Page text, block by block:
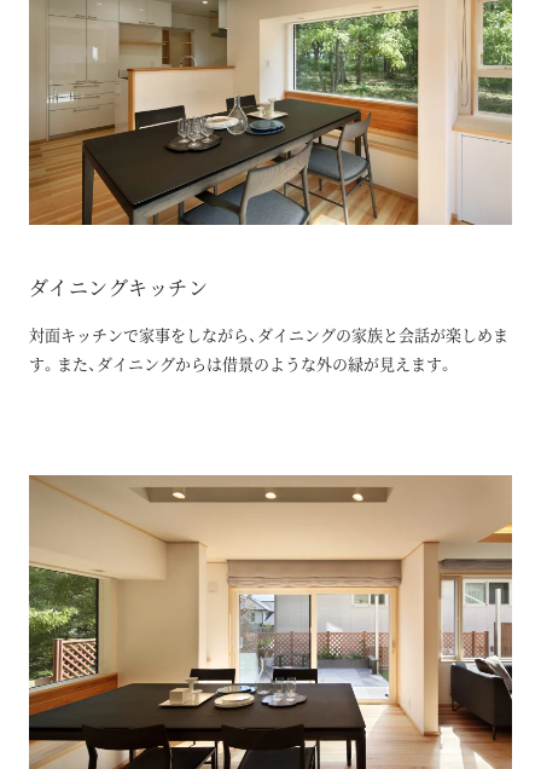
ダイニングキッチン
対面キッチンで家事をしながら、ダイニングの家族と会話が楽しめま
す。また、ダイニングからは借景のような外の緑が見えます。